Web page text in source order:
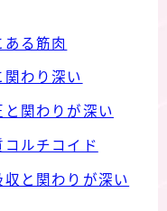
る筋肉
わり深い
関わりが深い
ルチコイド
と関わりが深い